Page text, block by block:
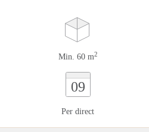
Min. 60 m2
09
Per direct